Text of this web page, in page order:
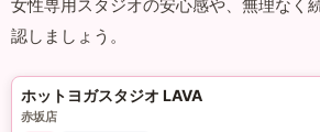
女性専用スタジオの安心感や、無理なく
認しましょう。
ホットヨガスタジオ LAVA
赤坂店